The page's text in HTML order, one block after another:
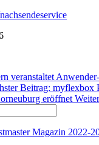
veranstaltet
Beitrag: myflexbox
eröffnet Weiter